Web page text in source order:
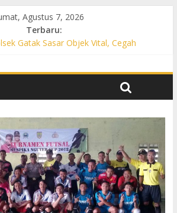
Agustus 7, 2026
Terbaru:
Gatak Sasar Objek Vital, Cegah
3C dan Gangguan Kamtibmas
Baki Sisir Titik Rawan, Cegah 3C hingga
Nguter Sasar Perbankan hingga
3C dan Gangguan Kamtibmas
Tawangsari Sisir Belasan Desa, Cegah
Kamtibmas